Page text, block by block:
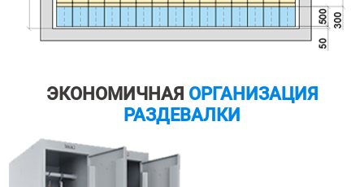
ЭКОНОМИЧНАЯ ОРГАНИЗАЦИЯ
РАЗДЕВАЛКИ